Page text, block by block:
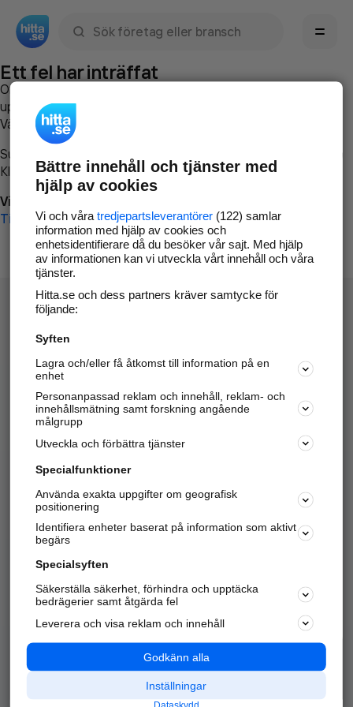
Ett fel har inträffat
Om du vill kan du
uppstod så att vi lättare och snabbare kan avhjälpa det.
Vänligen försök med följande:
Surfa till
Klicka påTillbaka-knappen i webbläsaren och försök igen
Vi beklagar besväret!
Till startsidan
Hitta.se - Gratis nummerupplysning.
Sök företag, personer och platser.
Hitta telefonnummer, adresser, företagsinfo mm.
Marknadsför företaget
Kom igång och annonsera mot
samarbetspartners nära dig.
Alla kategorier
Populära sökningar
API & Kartor
Annonsera
Integritet
Nödnummer
Bättre innehåll och tjänster med
hjälp av cookies
Vi och våra tredjepartsleverantörer(122) samlar
information med hjälp av cookies och
enhetsidentifierare då du besöker vår sajt. Med hjälp
av informationen kan vi utveckla vårt innehåll och våra
tjänster.
Hitta.se och dess partners kräver samtycke för
följande:
Syften
Lagra och/eller få åtkomst till information på en
enhet
Personanpassad reklam och innehåll, reklam- och
innehållsmätning samt forskning angående
målgrupp
Utveckla och förbättra tjänster
Specialfunktioner
Använda exakta uppgifter om geografisk
positionering
Identifiera enheter baserat på information som aktivt
begärs
Specialsyften
Säkerställa säkerhet, förhindra och upptäcka
bedrägerier samt åtgärda fel
Leverera och visa reklam och innehåll
Godkänn alla
Inställningar
Dataskydd